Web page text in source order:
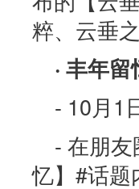
粹、云垂
· 丰年留
- 10月1
- 在朋
忆】#话题